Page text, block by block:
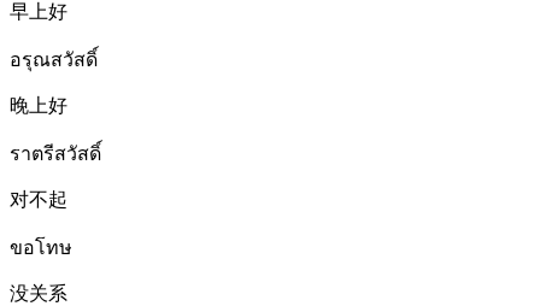
早上好
อรุณสวัสดิ์
晚上好
ราตรีสวัสดิ์
对不起
ขอโทษ
没关系